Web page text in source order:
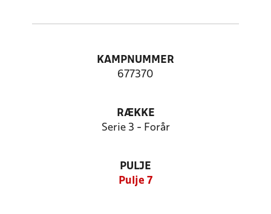
KAMPNUMMER
677370
RÆKKE
Serie 3 - Forår
PULJE
Pulje 7